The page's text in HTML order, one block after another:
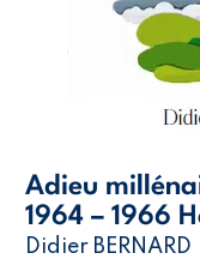
Adieu
1964 – 1966
Didier BERNARD